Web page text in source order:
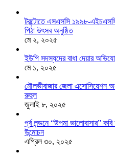
টরন্টোতে এসএসসি ১৯৯৮-
পিঠা উৎসব অনুষ্ঠিত
মে ২, ২০২৫
ইউপি সদস্যদের বাধা দেয়ার
মে ১, ২০২৫
মৌলভীবাজার জেলা এসোসিয়েশন
রুহুল
জুলাই ৮, ২০২৫
পূর্ব লন্ডনে “উপমা ভালোবাসার”
উন্মোচন
এপ্রিল ৩০, ২০২৫